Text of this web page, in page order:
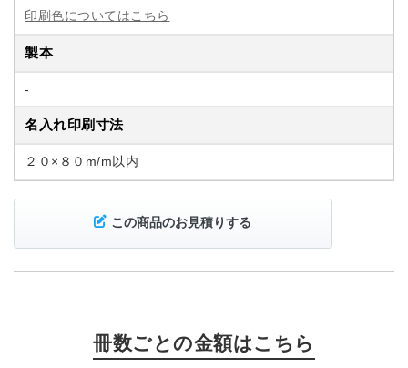
印刷色についてはこちら
製本
-
名入れ印刷寸法
２０×８０m/m以内
この商品のお見積りする
冊数ごとの金額はこちら